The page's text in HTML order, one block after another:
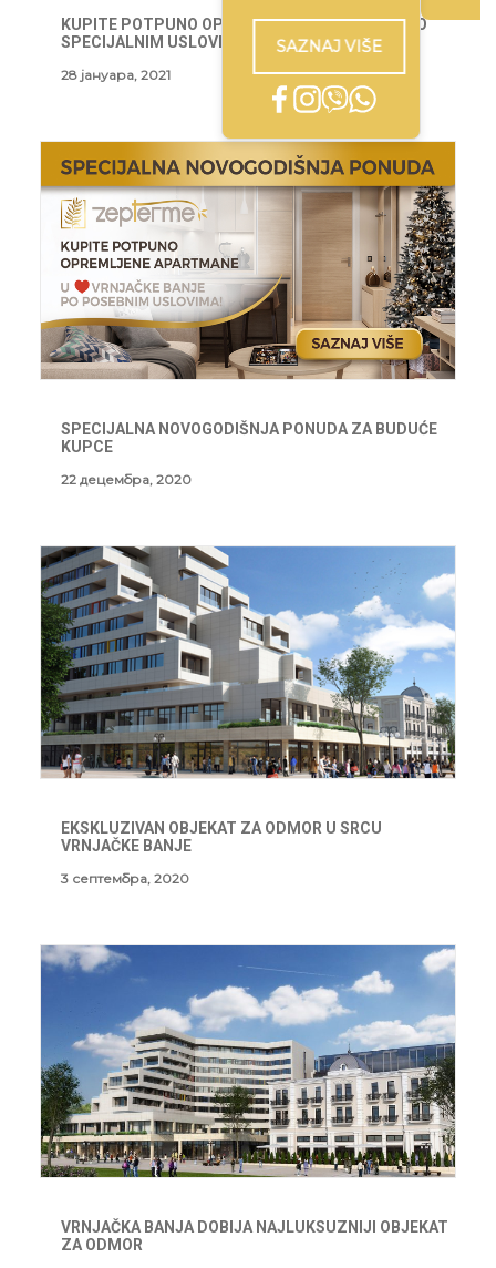
SAZNAJ VIŠE
KUPITE POTPUNO OPREMLJENE APARTMANE PO
SPECIJALNIM USLOVIMA
28 јануара, 2021
SPECIJALNA NOVOGODIŠNJA PONUDA ZA BUDUĆE
KUPCE
22 децембра, 2020
EKSKLUZIVAN OBJEKAT ZA ODMOR U SRCU
VRNJAČKE BANJE
3 септембра, 2020
VRNJAČKA BANJA DOBIJA NAJLUKSUZNIJI OBJEKAT
ZA ODMOR